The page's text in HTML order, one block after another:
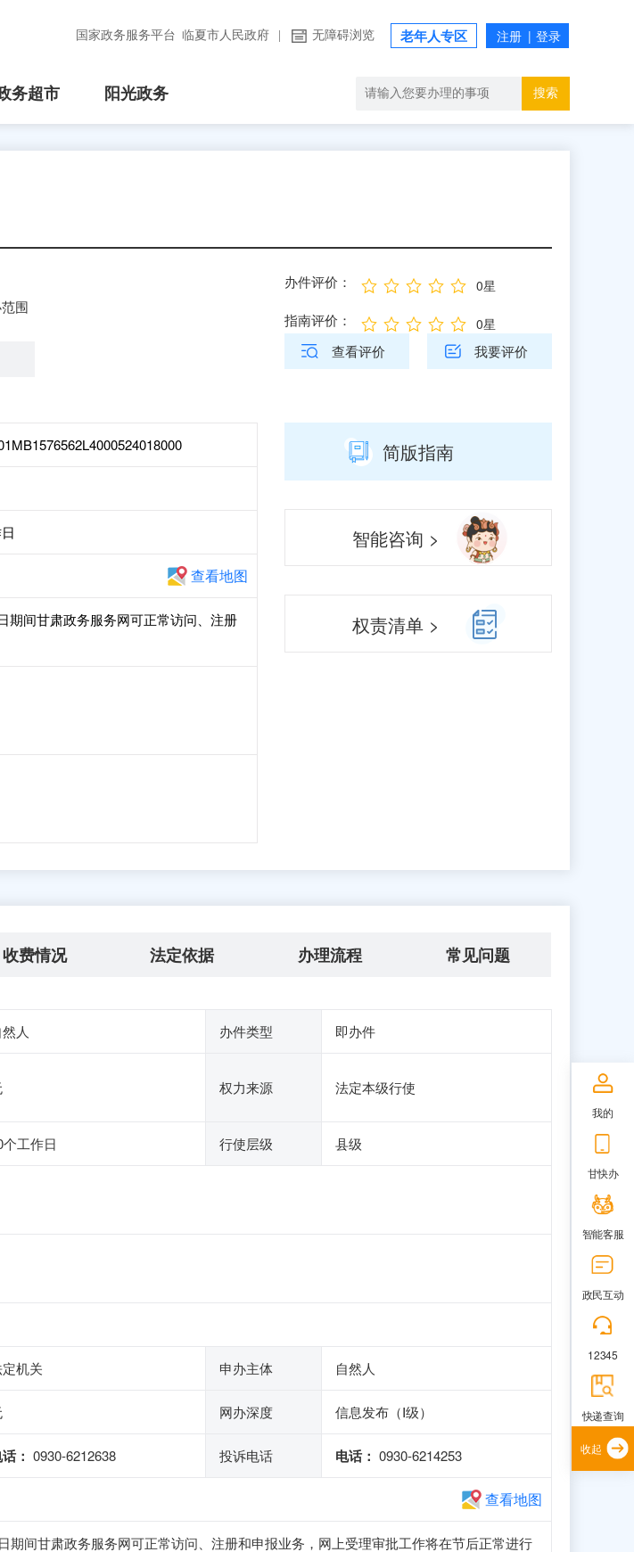
国家政务服务平台 临夏市人民政府 无障碍浏览 老年人专区
务超市 阳光政务 搜索
围
办件评价： 0星
指南评价： 0星
查看评价 我要评价
查看地图
期间甘肃政务服务网可正常访问、注册
简版指南
智能咨询 >
权责清单 >
收费情况 法定依据 办理流程 常见问题
人 办件类型 即办件
权力来源 法定本级行使
个工作日 行使层级 县级
机关 申办主体 自然人
网办深度 信息发布（Ⅰ级）
： 0930-6212638 投诉电话 电话： 0930-6214253
查看地图
期间甘肃政务服务网可正常访问、注册和申报业务，网上受理审批工作将在节后正常进行
我的
甘快办
智能客服
政民互动
12345
快递查询
收起